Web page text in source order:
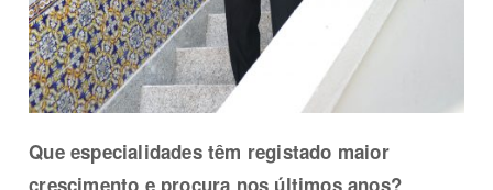
Que especialidades têm registado maior
crescimento e procura nos últimos anos?